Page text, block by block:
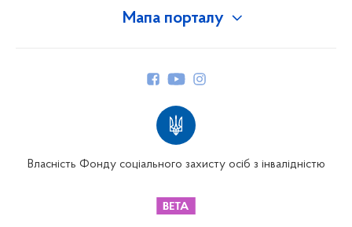
Мапа порталу
Власність Фонду соціального захисту осіб з інвалідністю